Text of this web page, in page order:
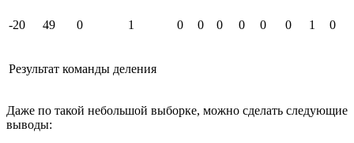
-20 49 0 1 0 0 0 0 0 0 1 0
Результат команды деления
Даже по такой небольшой выборке, можно сделать следующие
выводы: